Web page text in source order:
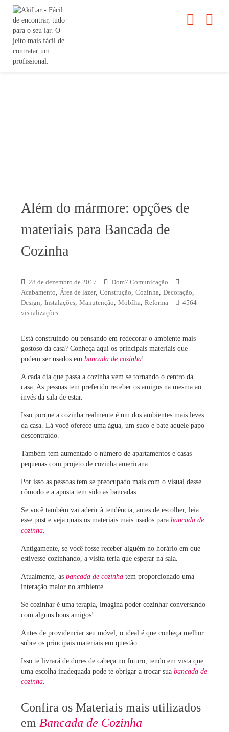
Além do mármore: opções de
materiais para Bancada de
Cozinha
28 de dezembro de 2017
Dom7 Comunicação
Acabamento, Área de lazer, Construção, Cozinha, Decoração,
Design, Instalações, Manutenção, Mobília, Reforma
4564
visualizações
Está construindo ou pensando em redecorar o ambiente mais
gostoso da casa? Conheça aqui os principais materiais que
podem ser usados em bancada de cozinha!
A cada dia que passa a cozinha vem se tornando o centro da
casa. As pessoas tem preferido receber os amigos na mesma ao
invés da sala de estar.
Isso porque a cozinha realmente é um dos ambientes mais leves
da casa. Lá você oferece uma água, um suco e bate aquele papo
descontraído.
Também tem aumentado o número de apartamentos e casas
pequenas com projeto de cozinha americana.
Por isso as pessoas tem se preocupado mais com o visual desse
cômodo e a aposta tem sido as bancadas.
Se você também vai aderir à tendência, antes de escolher, leia
esse post e veja quais os materiais mais usados para bancada de
cozinha.
Antigamente, se você fosse receber alguém no horário em que
estivesse cozinhando, a visita teria que esperar na sala.
Atualmente, as bancada de cozinha tem proporcionado uma
interação maior no ambiente.
Se cozinhar é uma terapia, imagina poder cozinhar conversando
com alguns bons amigos!
Antes de providenciar seu móvel, o ideal é que conheça melhor
sobre os principais materiais em questão.
Isso te livrará de dores de cabeça no futuro, tendo em vista que
uma escolha inadequada pode te obrigar a trocar sua bancada de
cozinha.
Confira os Materiais mais utilizados
em Bancada de Cozinha